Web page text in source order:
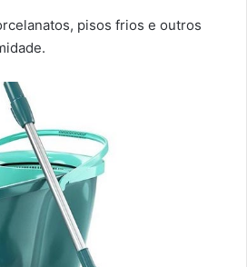
pisos frios e outros